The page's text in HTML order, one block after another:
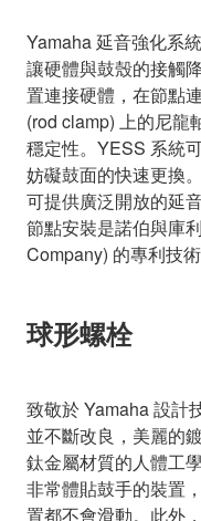
Yamaha 延音強化系
讓硬體與鼓殼的接觸
置連接硬體，在節點
(rod clamp) 上的尼龍
穩定性。YESS 系統
妨礙鼓面的快速更換
可提供廣泛開放的延
節點安裝是諾伯與庫
Company) 的專利技術
球形螺栓
致敬於 Yamaha 設計
並不斷改良，美麗的
鈦金屬材質的人體工
非常體貼鼓手的裝置
置都不會滑動。此外